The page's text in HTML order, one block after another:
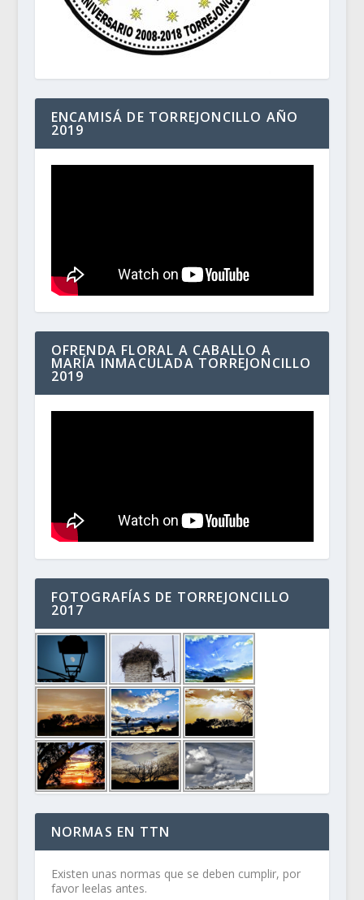
ENCAMISÁ DE TORREJONCILLO AÑO
2019
OFRENDA FLORAL A CABALLO A
MARÍA INMACULADA TORREJONCILLO
2019
FOTOGRAFÍAS DE TORREJONCILLO
2017
NORMAS EN TTN
Existen unas normas que se deben cumplir, por
favor leelas antes.